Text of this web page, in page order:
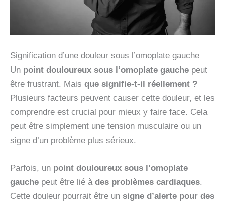
Signification d’une douleur sous l’omoplate gauche
Un point douloureux sous l’omoplate gauche peut
être frustrant. Mais que signifie-t-il réellement ?
Plusieurs facteurs peuvent causer cette douleur, et les
comprendre est crucial pour mieux y faire face. Cela
peut être simplement une tension musculaire ou un
signe d’un problème plus sérieux.
Parfois, un point douloureux sous l’omoplate
gauche peut être lié à des problèmes cardiaques.
Cette douleur pourrait être un signe d’alerte pour des